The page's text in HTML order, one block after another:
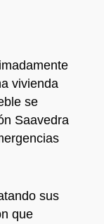
vivienda
se
Saavedra
sus
que